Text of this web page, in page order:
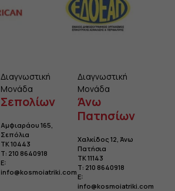
Διαγνωστική
Μονάδα
Σεπολίων
Αμφιαράου 165,
Σεπόλια
TK 10443
Τ: 210 8640918
E:
info@kosmoiatriki.com
Διαγνωστική
Μονάδα
Άνω
Πατησίων
Χαλκίδος 12, Άνω
Πατήσια
TK 11143
Τ: 210 8640918
E:
info@kosmoiatriki.com